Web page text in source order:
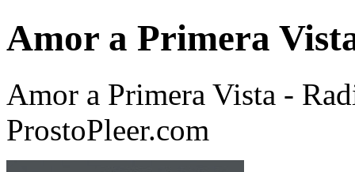
Amor a Primera
Amor a Primera Vista -
ProstoPleer.com